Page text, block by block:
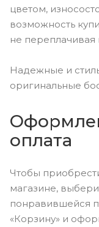
цветом,
возможность
не переплачивая
Надежные и
оригинальные
оплата
Чтобы
магазине,
понравившейся
«Корзину» и